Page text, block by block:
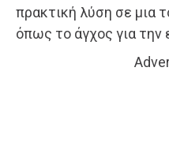
πρακτική λύση σε μια
όπως το άγχος για την